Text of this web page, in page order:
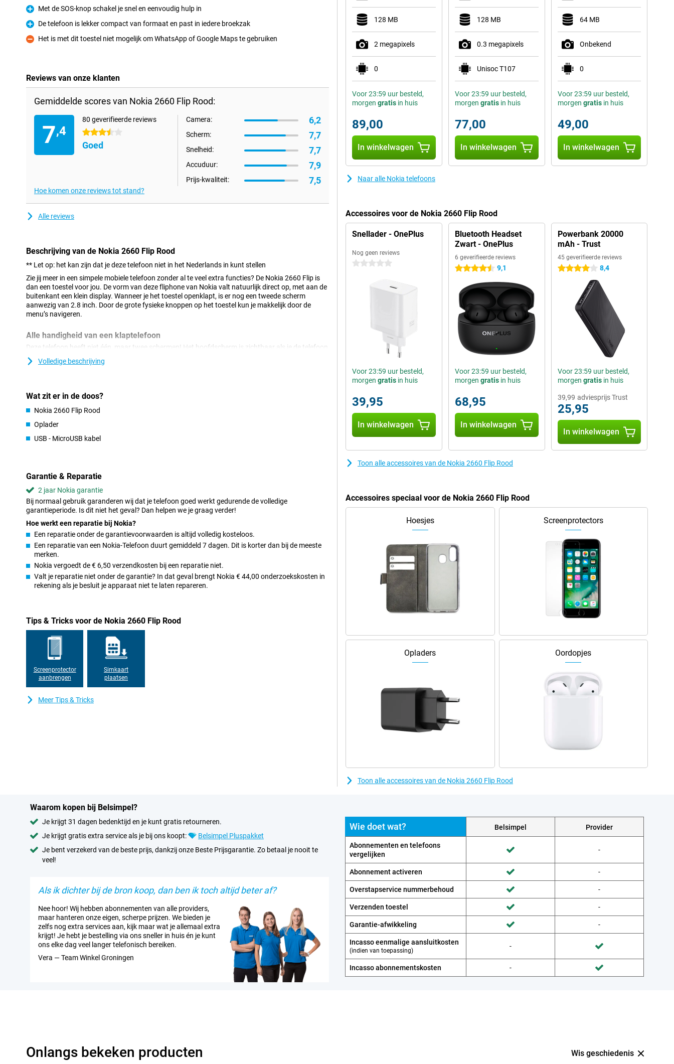
Pluspunt
Met de SOS-knop schakel je snel en eenvoudig hulp in
Pluspunt
De telefoon is lekker compact van formaat en past in iedere broekzak
Minpunt
Het is met dit toestel niet mogelijk om WhatsApp of Google Maps te gebruiken
Reviews van onze klanten
Gemiddelde scores van Nokia 2660 Flip Rood:
7,4
80 geverifieerde reviews
3.5 sterren
Goed
Camera: 6,2
Scherm: 7,7
Snelheid: 7,7
Accuduur: 7,9
Prijs-kwaliteit: 7,5
Hoe komen onze reviews tot stand?
Alle reviews
Beschrijving van de Nokia 2660 Flip Rood
** Let op: het kan zijn dat je deze telefoon niet in het Nederlands in kunt stellen
Zie jij meer in een simpele mobiele telefoon zonder al te veel extra functies? De Nokia 2660 Flip is
dan een toestel voor jou. De vorm van deze fliphone van Nokia valt natuurlijk direct op, met aan de
buitenkant een klein display. Wanneer je het toestel openklapt, is er nog een tweede scherm
aanwezig van 2.8 inch. Door de grote fysieke knoppen op het toestel kun je makkelijk door de
menu’s navigeren.
Alle handigheid van een klaptelefoon
Deze telefoon heeft niet één, maar twee schermen! Het hoofdscherm is zichtbaar als je de telefoon
opengeklapt hebt. Het tweede display is handig voor als je de telefoon dichtgeklapt hebt, zodat je
makkelijk de tijd kunt aflezen en kunt zien wie je belt.
Niet iedereen is even handig met technologie, en daar heeft Nokia aan gedacht. De grote knoppen
zijn makkelijk afleesbaar, ook voor ouderen. Er zit zelfs een noodfunctie op, die een nood-SMS
stuurt en tot vijf aangewezen personen in het adresboek belt. Uiteraard is deze telefoon ook zeer
geschikt voor niet-senioren!
## KaiOS
KaiOS is een makkelijk te gebruiken systeem, dat er lekker overzichtelijk uit ziet. Het zorgt ervoor
dat alles wat er op je telefoontje gebeurt soepel verloopt. Ook ben je hierdoor in staat om een
beperkt aantal apps te downloaden uit de KaiStore.
Volledige beschrijving
Wat zit er in de doos?
Nokia 2660 Flip Rood
Oplader
USB - MicroUSB kabel
Garantie & Reparatie
2 jaar Nokia garantie
Bij normaal gebruik garanderen wij dat je telefoon goed werkt gedurende de volledige
garantieperiode. Is dit niet het geval? Dan helpen we je graag verder!
Hoe werkt een reparatie bij Nokia?
Een reparatie onder de garantievoorwaarden is altijd volledig kosteloos.
Een reparatie van een Nokia-Telefoon duurt gemiddeld 7 dagen. Dit is korter dan bij de meeste
merken.
Nokia vergoedt de € 6,50 verzendkosten bij een reparatie niet.
Valt je reparatie niet onder de garantie? In dat geval brengt Nokia € 44,00 onderzoekskosten in
rekening als je besluit je apparaat niet te laten repareren.
Tips & Tricks voor de Nokia 2660 Flip Rood
Screenprotector
aanbrengen
Simkaart
plaatsen
Meer Tips & Tricks
128 MB
2 megapixels
0
Voor 23:59 uur besteld,
morgen gratis in huis
89,00
In winkelwagen
128 MB
0.3 megapixels
Unisoc T107
Voor 23:59 uur besteld,
morgen gratisin huis
77,00
In winkelwagen
64 MB
Onbekend
0
Voor 23:59 uur besteld,
morgen gratisin huis
49,00
In winkelwagen
Naar alle Nokia telefoons
Accessoires voor de Nokia 2660 Flip Rood
Snellader - OnePlus
Nog geen reviews
0 sterren
Voor 23:59 uur besteld,
morgen gratis in huis
39,95
In winkelwagen
Bluetooth Headset
Zwart - OnePlus
6 geverifieerde reviews
4.5 sterren 9,1
Voor 23:59 uur besteld,
morgen gratisin huis
68,95
In winkelwagen
Powerbank 20000
mAh - Trust
45 geverifieerde reviews
4 sterren 8,4
Voor 23:59 uur besteld,
morgen gratisin huis
39,99 adviesprijs Trust
25,95
In winkelwagen
Toon alle accessoires van de Nokia 2660 Flip Rood
Accessoires speciaal voor de Nokia 2660 Flip Rood
Hoesjes Screenprotectors
Opladers Oordopjes
Toon alle accessoires van de Nokia 2660 Flip Rood
Waarom kopen bij Belsimpel?
Je krijgt 31 dagen bedenktijd en je kunt gratis retourneren.
Je krijgt gratis extra service als je bij ons koopt:
Belsimpel Pluspakket
Je bent verzekerd van de beste prijs, dankzij onze Beste Prijsgarantie. Zo betaal je nooit te
veel!
Als ik dichter bij de bron koop, dan ben ik toch altijd beter af?
Nee hoor! Wij hebben abonnementen van alle providers,
maar hanteren onze eigen, scherpe prijzen. We bieden je
zelfs nog extra services aan, kijk maar wat je allemaal extra
krijgt! Je hebt je bestelling via ons sneller in huis én je kunt
ons elke dag veel langer telefonisch bereiken.
Vera — Team Winkel Groningen
Wie doet wat? Belsimpel Provider
Abonnementen en telefoons
vergelijken
Wordt gedaan door Belsimpel Wordt niet gedaan door Provider
-
Abonnement activeren Wordt gedaan door Belsimpel Wordt niet gedaan door Provider
-
Overstapservice nummerbehoud Wordt gedaan door Belsimpel Wordt niet gedaan door Provider
-
Verzenden toestel Wordt gedaan door Belsimpel Wordt niet gedaan door Provider
-
Garantie-afwikkeling Wordt gedaan door Belsimpel Wordt niet gedaan door Provider
-
Incasso eenmalige aansluitkosten
(indien van toepassing)
Wordt niet gedaan door Belsimpel
- Wordt gedaan door Provider
Incasso abonnements­kosten Wordt niet gedaan door Belsimpel
- Wordt gedaan door Provider
Onlangs bekeken producten Wis geschiedenis